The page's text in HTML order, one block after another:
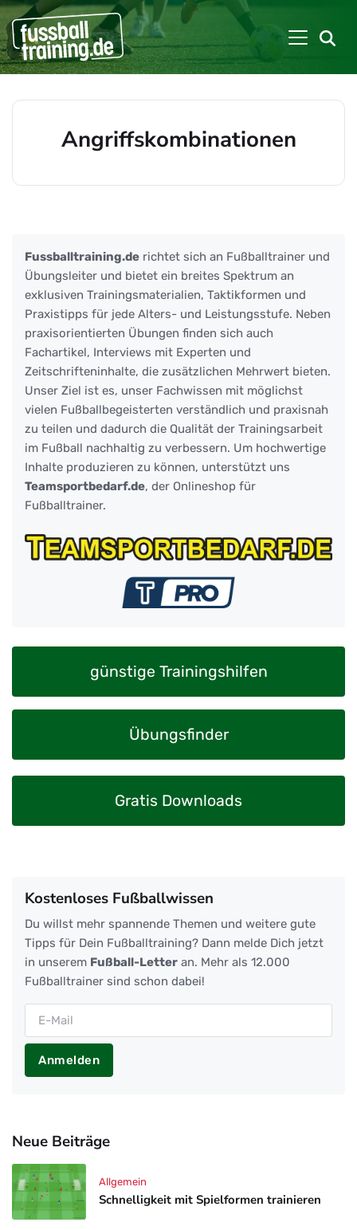
Angriffskombinationen
Fussballtraining.de richtet sich an Fußballtrainer und
Übungsleiter und bietet ein breites Spektrum an
exklusiven Trainingsmaterialien, Taktikformen und
Praxistipps für jede Alters- und Leistungsstufe. Neben
praxisorientierten Übungen finden sich auch
Fachartikel, Interviews mit Experten und
Zeitschrifteninhalte, die zusätzlichen Mehrwert bieten.
Unser Ziel ist es, unser Fachwissen mit möglichst
vielen Fußballbegeisterten verständlich und praxisnah
zu teilen und dadurch die Qualität der Trainingsarbeit
im Fußball nachhaltig zu verbessern. Um hochwertige
Inhalte produzieren zu können, unterstützt uns
Teamsportbedarf.de, der Onlineshop für
Fußballtrainer.
günstige Trainingshilfen
Übungsfinder
Gratis Downloads
Kostenloses Fußballwissen
Du willst mehr spannende Themen und weitere gute
Tipps für Dein Fußballtraining? Dann melde Dich jetzt
in unserem Fußball-Letter an. Mehr als 12.000
Fußballtrainer sind schon dabei!
Anmelden
Neue Beiträge
Schnelligkeit mit Spielformen trainieren
Allgemein